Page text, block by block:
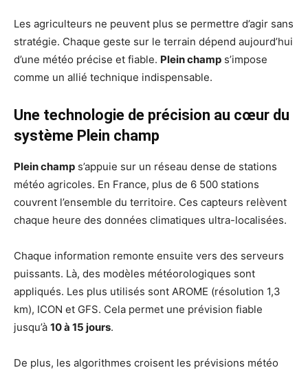
Les agriculteurs ne peuvent plus se permettre d’agir sans
stratégie. Chaque geste sur le terrain dépend aujourd’hui
d’une météo précise et fiable. Plein champ s’impose
comme un allié technique indispensable.
Une technologie de précision au cœur du
système Plein champ
Plein champ s’appuie sur un réseau dense de stations
météo agricoles. En France, plus de 6 500 stations
couvrent l’ensemble du territoire. Ces capteurs relèvent
chaque heure des données climatiques ultra-localisées.
Chaque information remonte ensuite vers des serveurs
puissants. Là, des modèles météorologiques sont
appliqués. Les plus utilisés sont AROME (résolution 1,3
km), ICON et GFS. Cela permet une prévision fiable
jusqu’à 10 à 15 jours.
De plus, les algorithmes croisent les prévisions météo